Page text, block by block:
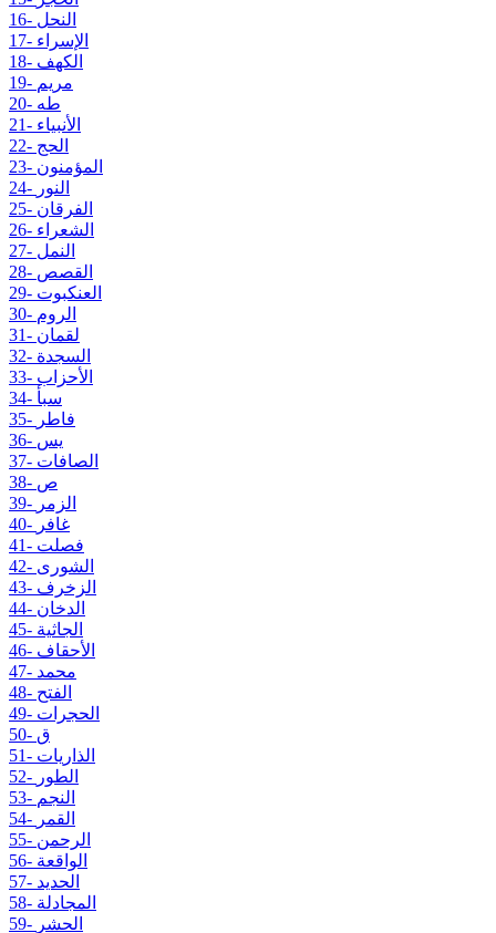
16- النحل
17- الإسراء
18- الكهف
19- مريم
20- طه
21- الأنبياء
22- الحج
23- المؤمنون
24- النور
25- الفرقان
26- الشعراء
27- النمل
28- القصص
29- العنكبوت
30- الروم
31- لقمان
32- السجدة
33- الأحزاب
34- سبأ
35- فاطر
36- يس
37- الصافات
38- ص
39- الزمر
40- غافر
41- فصلت
42- الشورى
43- الزخرف
44- الدخان
45- الجاثية
46- الأحقاف
47- محمد
48- الفتح
49- الحجرات
50- ق
51- الذاريات
52- الطور
53- النجم
54- القمر
55- الرحمن
56- الواقعة
57- الحديد
58- المجادلة
59- الحشر